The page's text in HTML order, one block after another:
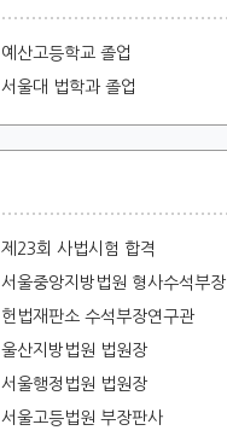
예산고등학교 졸업
서울대 법학과 졸업
제23회 사법시험 합격
서울중앙지방법원 형사수석부장
헌법재판소 수석부장연구관
울산지방법원 법원장
서울행정법원 법원장
서울고등법원 부장판사